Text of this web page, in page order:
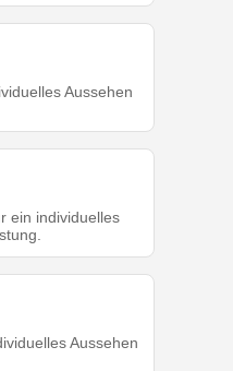
Aussehen
ein individuelles
Aussehen